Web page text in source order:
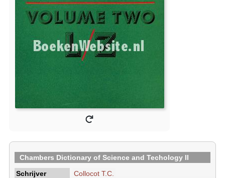
Chambers Dictionary of Science and Techology II
Schrijver
Collocot T.C.